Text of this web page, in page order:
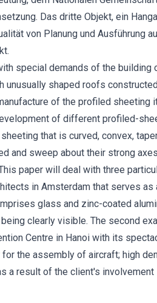
Das dritte Objekt, ein
von Planung und Ausführung
special demands of the building
shaped roofs
of the profiled sheeting
of different profiled-
that is curved, convex,
and sweep about their strong
paper will deal with three
in Amsterdam that serves as
glass and zinc-coated
clearly visible. The second
Centre in Hanoi with its
the assembly of aircraft; high
a result of the client's involvement